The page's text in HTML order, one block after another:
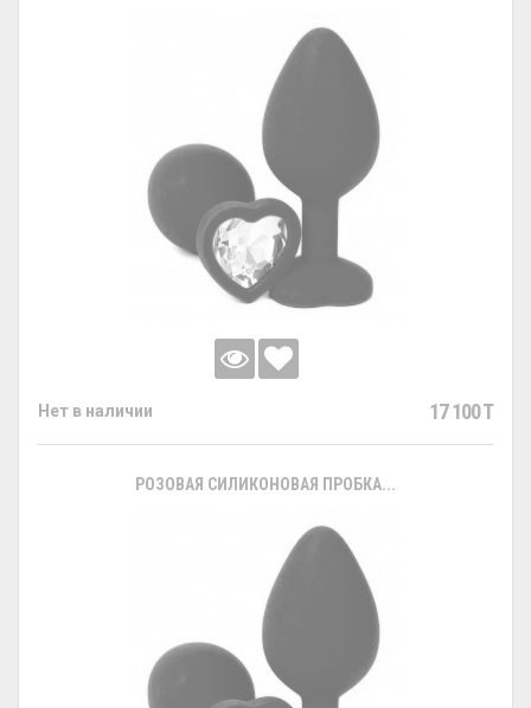
Нет в наличии 17 100 T
РОЗОВАЯ СИЛИКОНОВАЯ ПРОБКА...